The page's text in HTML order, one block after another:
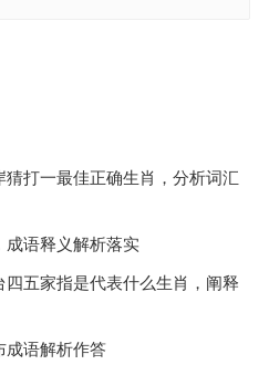
打一最佳正确生肖，分析词汇
成语释义解析落实
五家指是代表什么生肖，阐释
成语解析作答